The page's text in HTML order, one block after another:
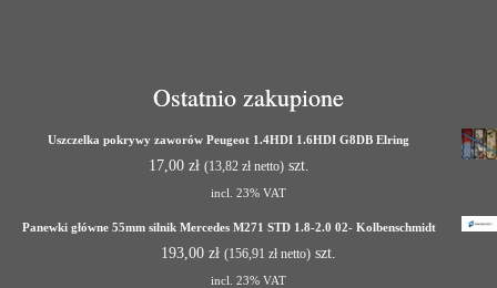
Ostatnio zakupione
Uszczelka pokrywy zaworów Peugeot 1.4HDI 1.6HDI G8DB Elring
17,00 zł (13,82 złnetto)szt.
incl. 23% VAT
Panewki główne 55mm silnik Mercedes M271 STD 1.8-2.0 02- Kolbenschmidt
193,00 zł (156,91 zł netto) szt.
incl. 23% VAT